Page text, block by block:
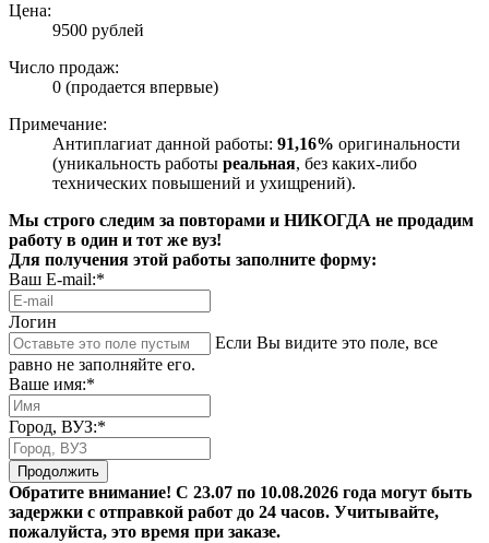
Цена:
9500 рублей
Число продаж:
0 (продается впервые)
Примечание:
Антиплагиат данной работы: 91,16% оригинальности
(уникальность работы реальная, без каких-либо
технических повышений и ухищрений).
Мы строго следим за повторами и НИКОГДА не продадим
работу в один и тот же вуз!
Для получения этой работы заполните форму:
Ваш E-mail:*
Логин
Если Вы видите это поле, все
равно не заполняйте его.
Ваше имя:*
Город, ВУЗ:*
Продолжить
Обратите внимание! С 23.07 по 10.08.2026 года могут быть
задержки с отправкой работ до 24 часов. Учитывайте,
пожалуйста, это время при заказе.